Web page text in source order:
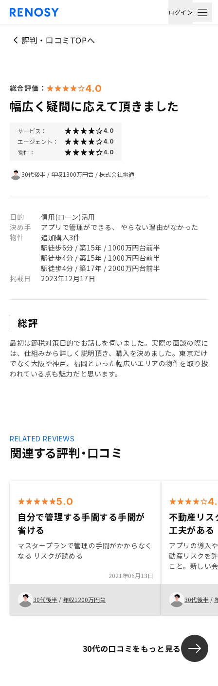
ログイン
評判・口コミTOPへ
総合評価： 4.0
幅広く疑問に応えて頂きました
サービス： 4.0
エージェント： 4.0
物件： 4.0
30代後半 / 年収1300万円台 /株式会社電通
目的
信用(ローン)活用
決め手
アプリで管理ができる、 やらない理由がなかった
物件
追加購入3件
駅徒歩6分 / 築15年 / 1000万円台前半
駅徒歩4分 / 築15年 / 1000万円台前半
駅徒歩4分 / 築17年 / 2000万円台前半
掲載日
2023年12月17日
総評
最初は節税対策目的でお話しを伺いました。実際の面談の際に
は、仕組みから詳しく説明頂き、購入を決めました。東京だけ
でなく大阪や神戸、福岡といった幅広いエリアの物件を取り扱
われている点も魅力だと思います。
関連する評判・口コミ
RELATED REVIEWS
5.0
自分で管理する手間する手間が
省ける
マスタープランで管理の手間がかからなく
なる リスクが読める
2021年06月13日
30代後半 / 年収1200万円台
不動産リス
工夫がある
アプリの導入
動産リスクを
こと。新しい
っかりしてお
30代後半 /
30代の口コミをもっと見る